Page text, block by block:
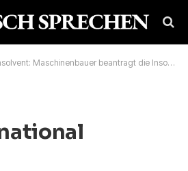
Maschinenbauer beantragt die Insolvenz